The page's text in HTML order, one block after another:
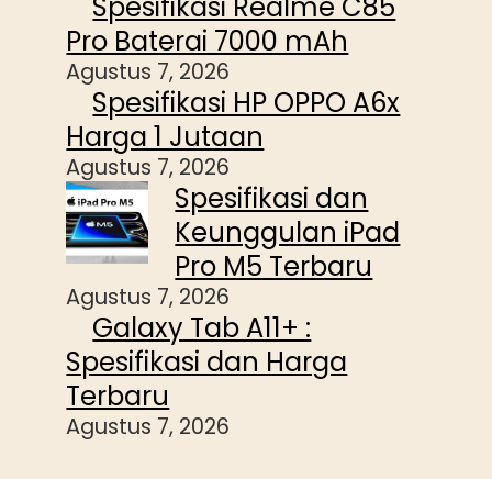
Pro Baterai 7000 mAh
Agustus 7, 2026
Spesifikasi HP OPPO A6x
Harga 1 Jutaan
Agustus 7, 2026
Spesifikasi dan
Keunggulan iPad
Pro M5 Terbaru
Agustus 7, 2026
Galaxy Tab A11+ :
Spesifikasi dan Harga
Terbaru
Agustus 7, 2026